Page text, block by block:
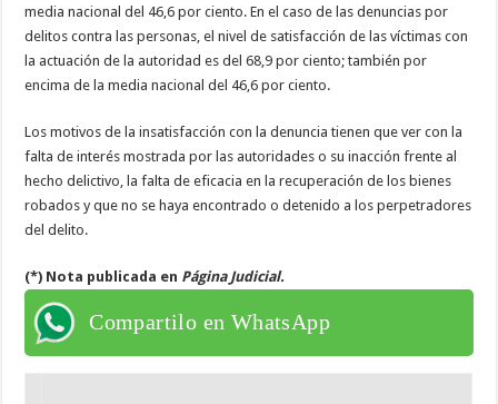
media nacional del 46,6 por ciento. En el caso de las denuncias por
delitos contra las personas, el nivel de satisfacción de las víctimas con
la actuación de la autoridad es del 68,9 por ciento; también por
encima de la media nacional del 46,6 por ciento.
Los motivos de la insatisfacción con la denuncia tienen que ver con la
falta de interés mostrada por las autoridades o su inacción frente al
hecho delictivo, la falta de eficacia en la recuperación de los bienes
robados y que no se haya encontrado o detenido a los perpetradores
del delito.
(*) Nota publicada en Página Judicial.
Compartilo en WhatsApp